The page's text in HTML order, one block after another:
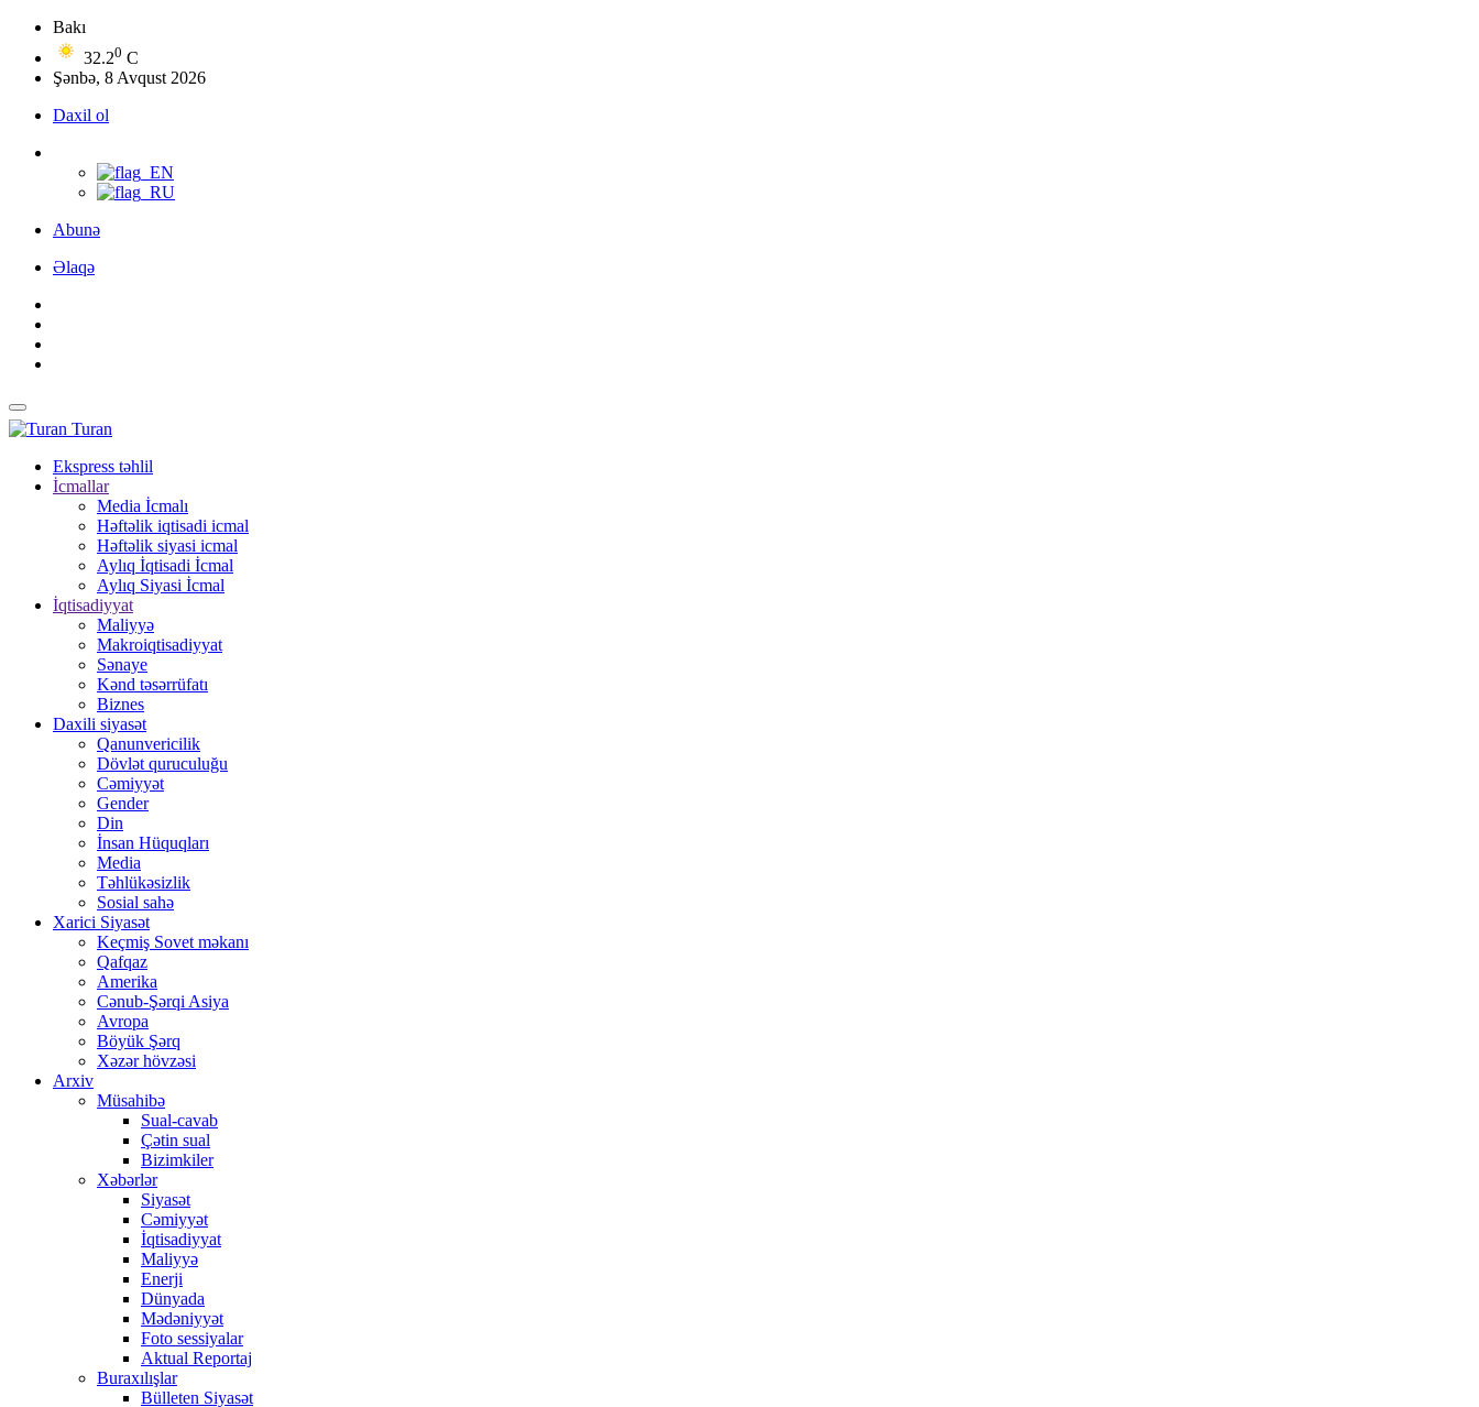
Bakı
32.20 C
Şənbə, 8 Avqust 2026
Daxil ol
Abunə
Əlaqə
Turan
Ekspress təhlil
İcmallar
Media İcmalı
Həftəlik iqtisadi icmal
Həftəlik siyasi icmal
Aylıq İqtisadi İcmal
Aylıq Siyasi İcmal
İqtisadiyyat
Maliyyə
Makroiqtisadiyyat
Sənaye
Kənd təsərrüfatı
Biznes
Daxili siyasət
Qanunvericilik
Dövlət quruculuğu
Cəmiyyət
Gender
Din
İnsan Hüquqları
Media
Təhlükəsizlik
Sosial sahə
Xarici Siyasət
Keçmiş Sovet məkanı
Qafqaz
Amerika
Cənub-Şərqi Asiya
Avropa
Böyük Şərq
Xəzər hövzəsi
Arxiv
Müsahibə
Sual-cavab
Çətin sual
Bizimkiler
Xəbərlər
Siyasət
Cəmiyyət
İqtisadiyyat
Maliyyə
Enerji
Dünyada
Mədəniyyət
Foto sessiyalar
Aktual Reportaj
Buraxılışlar
Bülleten Siyasət